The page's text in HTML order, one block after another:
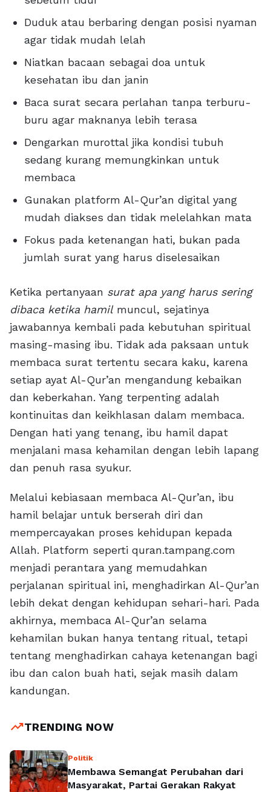
Duduk atau berbaring dengan posisi nyaman
agar tidak mudah lelah
Niatkan bacaan sebagai doa untuk
kesehatan ibu dan janin
Baca surat secara perlahan tanpa terburu-
buru agar maknanya lebih terasa
Dengarkan murottal jika kondisi tubuh
sedang kurang memungkinkan untuk
membaca
Gunakan platform Al-Qur’an digital yang
mudah diakses dan tidak melelahkan mata
Fokus pada ketenangan hati, bukan pada
jumlah surat yang harus diselesaikan
Ketika pertanyaan surat apa yang harus sering
dibaca ketika hamilmuncul, sejatinya
jawabannya kembali pada kebutuhan spiritual
masing-masing ibu. Tidak ada paksaan untuk
membaca surat tertentu secara kaku, karena
setiap ayat Al-Qur’an mengandung kebaikan
dan keberkahan. Yang terpenting adalah
kontinuitas dan keikhlasan dalam membaca.
Dengan hati yang tenang, ibu hamil dapat
menjalani masa kehamilan dengan lebih lapang
dan penuh rasa syukur.
Melalui kebiasaan membaca Al-Qur’an, ibu
hamil belajar untuk berserah diri dan
mempercayakan proses kehidupan kepada
Allah. Platform seperti quran.tampang.com
menjadi perantara yang memudahkan
perjalanan spiritual ini, menghadirkan Al-Qur’an
lebih dekat dengan kehidupan sehari-hari. Pada
akhirnya, membaca Al-Qur’an selama
kehamilan bukan hanya tentang ritual, tetapi
tentang menghadirkan cahaya ketenangan bagi
ibu dan calon buah hati, sejak masih dalam
kandungan.
trending_upTRENDING NOW
Politik
Membawa Semangat Perubahan dari
Masyarakat, Partai Gerakan Rakyat